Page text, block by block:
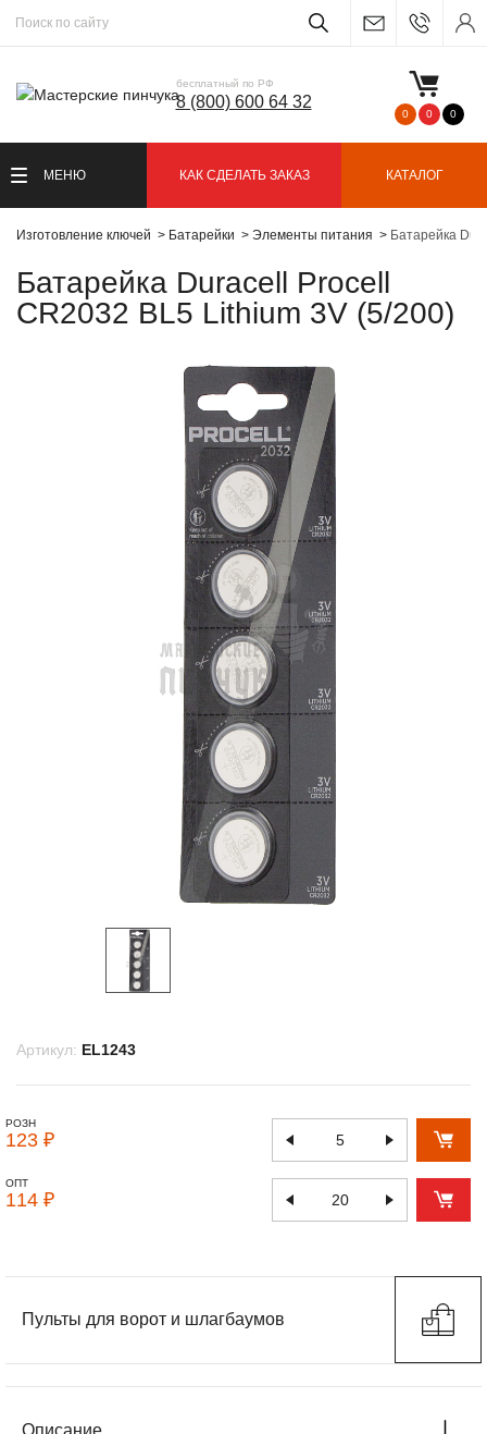
бесплатный по РФ
8 (800) 600 64 32
0 0 0
МЕНЮ КАК СДЕЛАТЬ ЗАКАЗ КАТАЛОГ
Изготовление ключей Батарейки Элементы питания Батарейка
Батарейка Duracell Procell
CR2032 BL5 Lithium 3V (5/200)
Артикул: EL1243
РОЗН
123 ₽
ОПТ
114 ₽
Пульты для ворот и шлагбаумов
Описание